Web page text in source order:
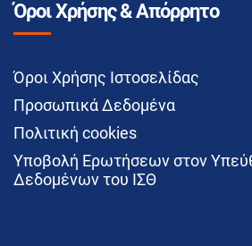
Όροι Χρήσης & Απόρρητο
Όροι Χρήσης Ιστοσελίδας
Προσωπικά Δεδομένα
Πολιτική cookies
Υποβολή Ερωτήσεων στον
Δεδομένων του ΙΣΘ